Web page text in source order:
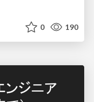
0 190